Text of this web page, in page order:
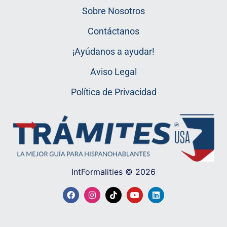
Sobre Nosotros
Contáctanos
¡Ayúdanos a ayudar!
Aviso Legal
Política de Privacidad
IntFormalities © 2026